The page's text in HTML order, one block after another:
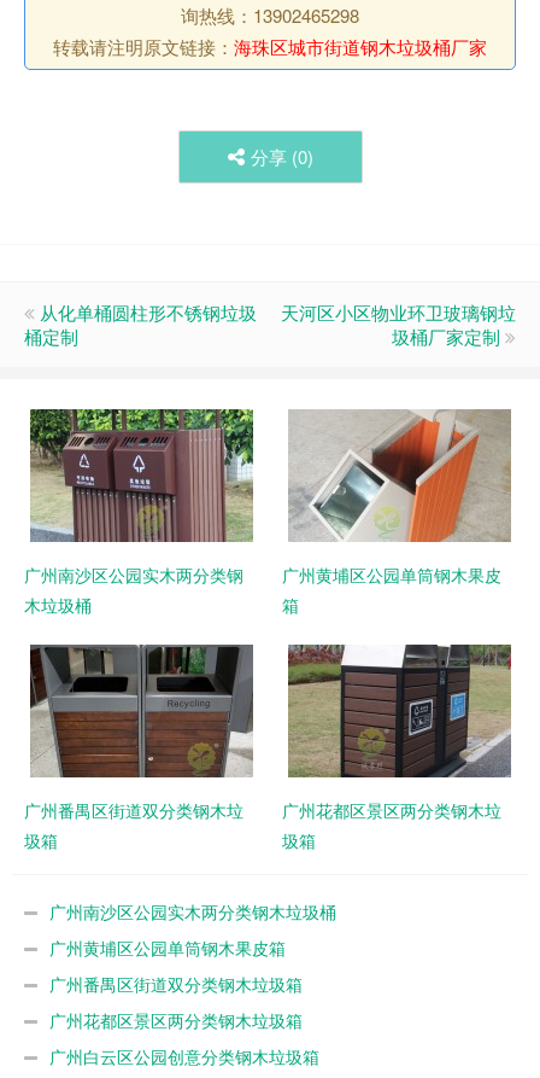
询热线：13902465298
转载请注明原文链接： 海珠区城市街道钢木垃圾桶厂家
分享 (0)
从化单桶圆柱形不锈钢垃圾
桶定制
天河区小区物业环卫玻璃钢垃
圾桶厂家定制
广州南沙区公园实木两分类钢
木垃圾桶
广州黄埔区公园单筒钢木果皮
箱
广州番禺区街道双分类钢木垃
圾箱
广州花都区景区两分类钢木垃
圾箱
广州南沙区公园实木两分类钢木垃圾桶
广州黄埔区公园单筒钢木果皮箱
广州番禺区街道双分类钢木垃圾箱
广州花都区景区两分类钢木垃圾箱
广州白云区公园创意分类钢木垃圾箱